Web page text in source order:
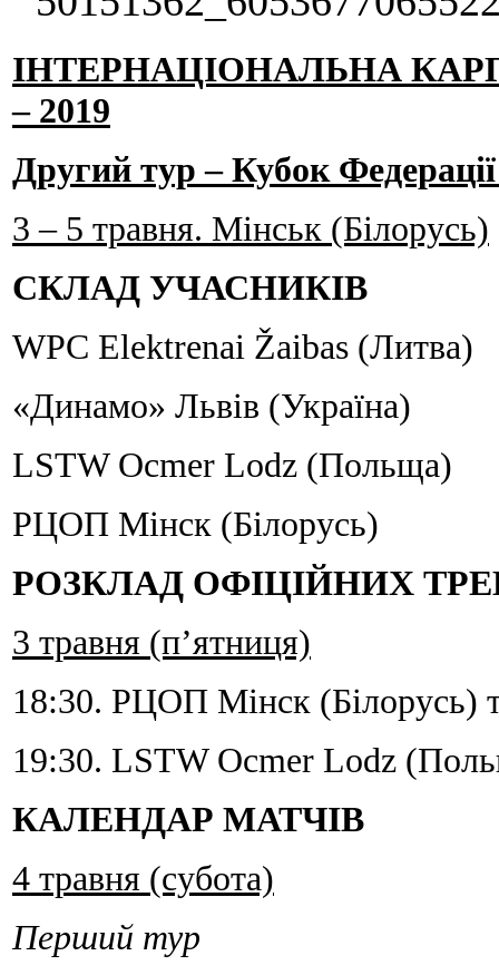
ІНТЕРНАЦІОНАЛЬНА
– 2019
Другий тур – Кубок
3 – 5 травня. Мінськ (Білорусь)
СКЛАД УЧАСНИКІВ
WPC Elektrenai Žaibas (Литва)
«Динамо» Львів (Україна)
LSTW Ocmer Lodz (Польща)
РЦОП Mінск (Білорусь)
РОЗКЛАД ОФІЦІЙНИХ
3 травня (п’ятниця)
18:30. РЦОП Mінск (Білорусь)
19:30. LSTW Ocmer Lodz
КАЛЕНДАР МАТЧІВ
4 травня (субота)
Перший тур